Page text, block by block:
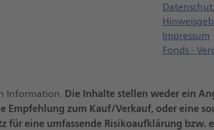
Impressum
Fonds -
Information. Die Inhalte stellen weder ein
zum Kauf/Verkauf, oder eine
für eine umfassende Risikoaufklärung bzw.